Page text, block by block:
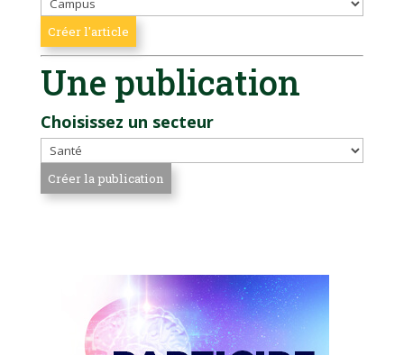
Une publication
Choisissez un secteur